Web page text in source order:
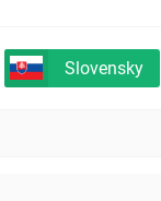
Slovensky